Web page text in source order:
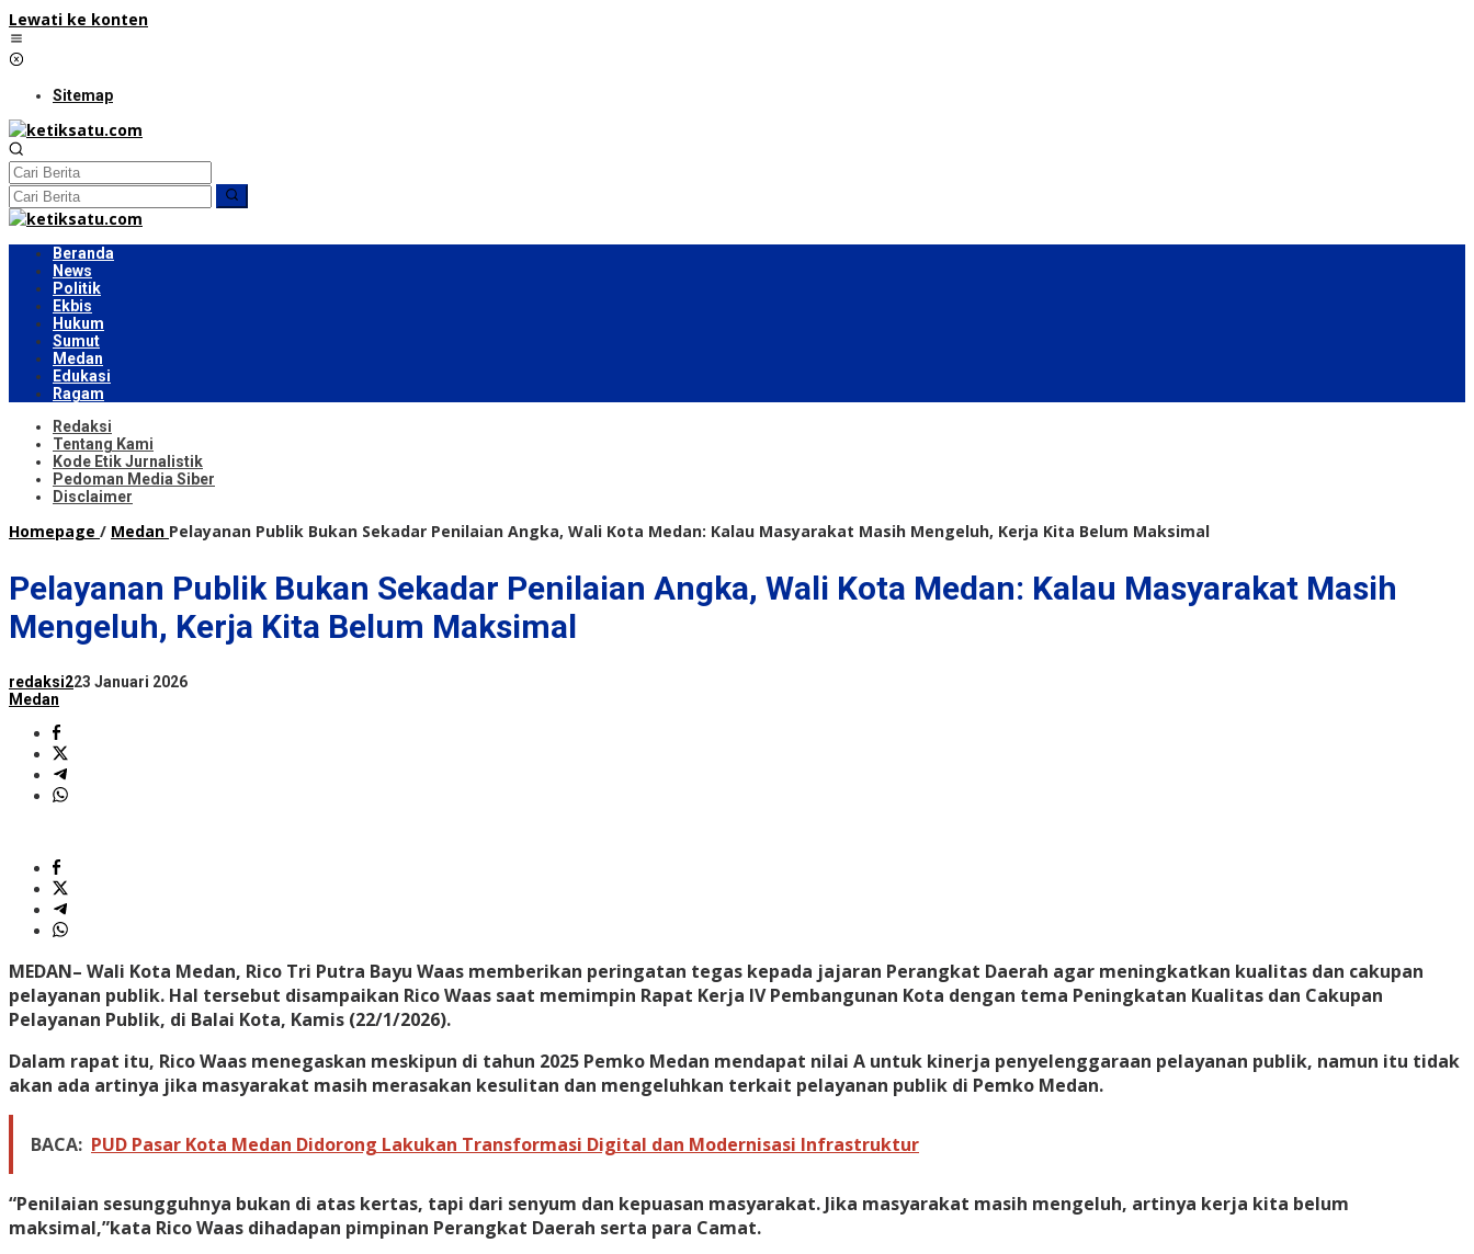
Lewati ke konten
Sitemap
Beranda
News
Politik
Ekbis
Hukum
Sumut
Medan
Edukasi
Ragam
Redaksi
Tentang Kami
Kode Etik Jurnalistik
Pedoman Media Siber
Disclaimer
Homepage / Medan Pelayanan Publik Bukan Sekadar Penilaian Angka, Wali Kota Medan: Kalau Masyarakat Masih Mengeluh, Kerja Kita Belum Maksimal
Pelayanan Publik Bukan Sekadar Penilaian Angka, Wali Kota Medan: Kalau Masyarakat Masih
Mengeluh, Kerja Kita Belum Maksimal
redaksi223 Januari 2026
Medan
MEDAN– Wali Kota Medan, Rico Tri Putra Bayu Waas memberikan peringatan tegas kepada jajaran Perangkat Daerah agar meningkatkan kualitas dan cakupan
pelayanan publik. Hal tersebut disampaikan Rico Waas saat memimpin Rapat Kerja IV Pembangunan Kota dengan tema Peningkatan Kualitas dan Cakupan
Pelayanan Publik, di Balai Kota, Kamis (22/1/2026).
Dalam rapat itu, Rico Waas menegaskan meskipun di tahun 2025 Pemko Medan mendapat nilai A untuk kinerja penyelenggaraan pelayanan publik, namun itu tidak
akan ada artinya jika masyarakat masih merasakan kesulitan dan mengeluhkan terkait pelayanan publik di Pemko Medan.
BACA: PUD Pasar Kota Medan Didorong Lakukan Transformasi Digital dan Modernisasi Infrastruktur
“Penilaian sesungguhnya bukan di atas kertas, tapi dari senyum dan kepuasan masyarakat. Jika masyarakat masih mengeluh, artinya kerja kita belum
maksimal,”kata Rico Waas dihadapan pimpinan Perangkat Daerah serta para Camat.